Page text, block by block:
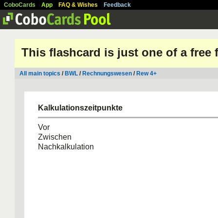
CoboCards App FAQ & Wishes Feedback
This flashcard is just one of a free
All main topics / BWL / Rechnungswesen / Rew 4+
Kalkulationszeitpunkte
Vor
Zwischen
Nachkalkulation